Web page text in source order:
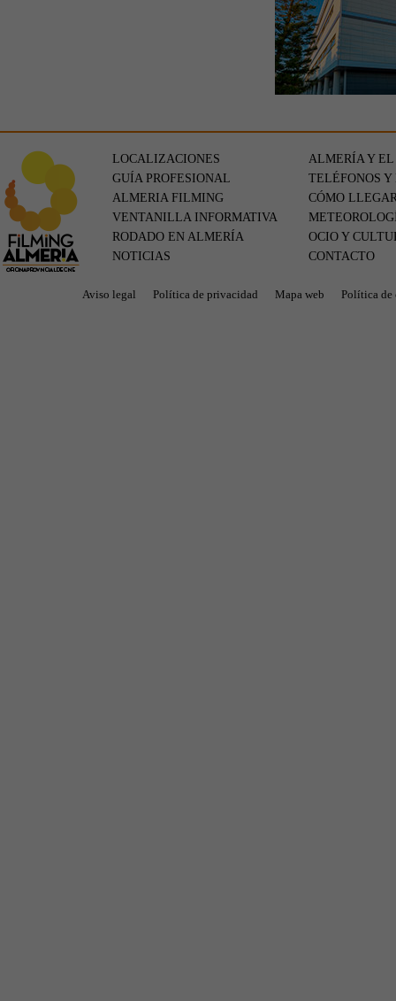
LOCALIZACIONES
GUÍA PROFESIONAL
ALMERIA FILMING
VENTANILLA INFORMATIVA
RODADO EN ALMERÍA
NOTICIAS
ALMERÍA Y EL
TELÉFONOS Y
CÓMO
OCIO Y
CONTACTO
Aviso legal Política de privacidad Mapa web Política de